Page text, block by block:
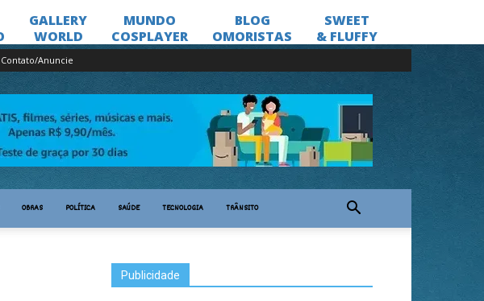
Contato/Anuncie
OBRAS POLÍTICA SAÚDE TECNOLOGIA TRÂNSITO
Publicidade